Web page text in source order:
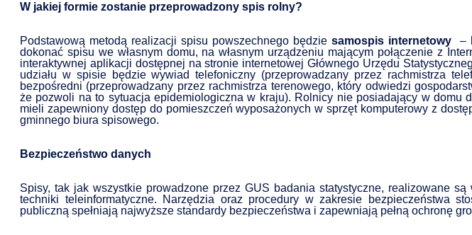
W jakiej formie zostanie przeprowadzony spis rolny?
Podstawową metodą realizacji spisu powszechnego będziesamospis internetowy
–
dokonać spisu we własnym domu, na własnym urządzeniu mającym połączenie z
interaktywnej aplikacji dostępnej na stronie internetowej Głównego Urzędu
udziału w spisie będzie wywiad telefoniczny (przeprowadzany przez rachmistrza
bezpośredni (przeprowadzany przez rachmistrza terenowego, który odwiedzi
że pozwoli na to sytuacja epidemiologiczna w kraju). Rolnicy nie posiadający w domu
mieli zapewniony dostęp do pomieszczeń wyposażonych w sprzęt komputerowy z
gminnego biura spisowego.
Bezpieczeństwo danych
Spisy, tak jak wszystkie prowadzone przez GUS badania statystyczne, realizowane
techniki teleinformatyczne. Narzędzia oraz procedury w zakresie bezpieczeństwa
publiczną spełniają najwyższe standardy bezpieczeństwa i zapewniają pełną ochronę